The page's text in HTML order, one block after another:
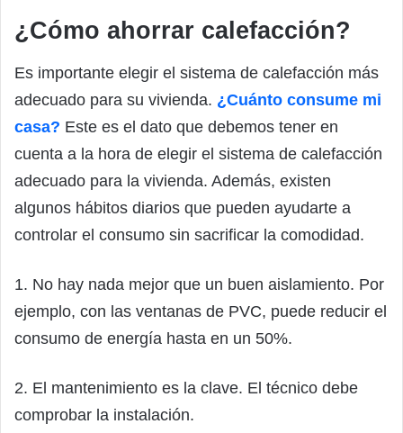
¿Cómo ahorrar calefacción?
Es importante elegir el sistema de calefacción más
adecuado para su vivienda. ¿Cuánto consume mi
casa? Este es el dato que debemos tener en
cuenta a la hora de elegir el sistema de calefacción
adecuado para la vivienda. Además, existen
algunos hábitos diarios que pueden ayudarte a
controlar el consumo sin sacrificar la comodidad.
1. No hay nada mejor que un buen aislamiento. Por
ejemplo, con las ventanas de PVC, puede reducir el
consumo de energía hasta en un 50%.
2. El mantenimiento es la clave. El técnico debe
comprobar la instalación.